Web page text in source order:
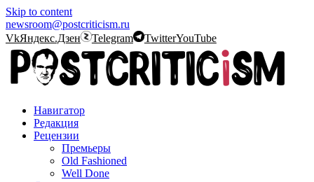
Skip to content
newsroom@postcriticism.ru
VkЯндекс.Дзен Telegram TwitterYouTube
Навигатор
Редакция
Рецензии
Премьеры
Old Fashioned
Well Done